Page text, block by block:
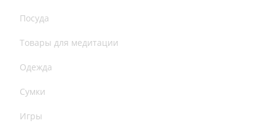
Посуда
Товары для медитации
Одежда
Сумки
Игры